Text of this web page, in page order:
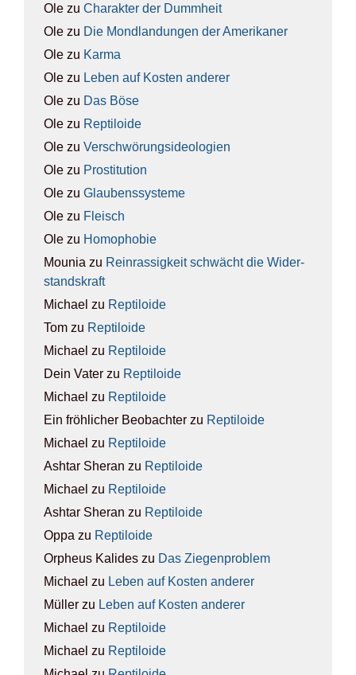
Ole zu Cha­rak­ter der Dumm­heit
Ole zu Die Mond­lan­dun­gen der Ame­ri­ka­ner
Ole zu Kar­ma
Ole zu Leben auf Kos­ten ande­rer
Ole zu Das Böse
Ole zu Rep­ti­lo­ide
Ole zu Ver­schwö­rungs­ideo­lo­gien
Ole zu Pro­sti­tu­ti­on
Ole zu Glau­bens­sys­te­me
Ole zu Fleisch
Ole zu Homo­pho­bie
Mounia zu Rein­ras­sig­keit schwächt die Wider­
stands­kraft
Michael zu Rep­ti­lo­ide
Tom zu Rep­ti­lo­ide
Michael zu Rep­ti­lo­ide
Dein Vater zu Rep­ti­lo­ide
Michael zu Rep­ti­lo­ide
Ein fröhlicher Beobachter zu Rep­ti­lo­ide
Michael zu Rep­ti­lo­ide
Ashtar Sheran zu Rep­ti­lo­ide
Michael zu Rep­ti­lo­ide
Ashtar Sheran zu Rep­ti­lo­ide
Oppa zu Rep­ti­lo­ide
Orpheus Kalides zu Das Zie­gen­pro­blem
Michael zu Leben auf Kos­ten ande­rer
Müller zu Leben auf Kos­ten ande­rer
Michael zu Rep­ti­lo­ide
Michael zu Rep­ti­lo­ide